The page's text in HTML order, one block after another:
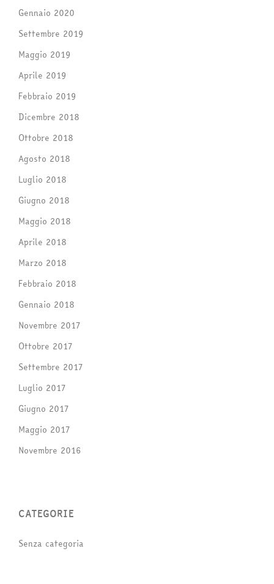
Gennaio 2020
Settembre 2019
Maggio 2019
Aprile 2019
Febbraio 2019
Dicembre 2018
Ottobre 2018
Agosto 2018
Luglio 2018
Giugno 2018
Maggio 2018
Aprile 2018
Marzo 2018
Febbraio 2018
Gennaio 2018
Novembre 2017
Ottobre 2017
Settembre 2017
Luglio 2017
Giugno 2017
Maggio 2017
Novembre 2016
CATEGORIE
Senza categoria